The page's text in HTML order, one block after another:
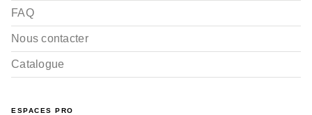
FAQ
Nous contacter
Catalogue
ESPACES PRO